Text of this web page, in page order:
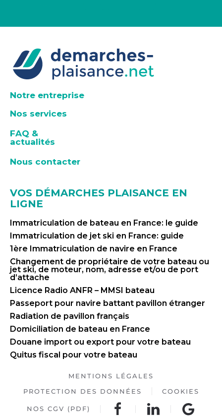
Notre entreprise
Nos services
FAQ &
actualités
Nous contacter
VOS DÉMARCHES PLAISANCE EN
LIGNE
Immatriculation de bateau en France: le guide
Immatriculation de jet ski en France: guide
1ère Immatriculation de navire en France
Changement de propriétaire de votre bateau ou
jet ski, de moteur, nom, adresse et/ou de port
d’attache
Licence Radio ANFR – MMSI bateau
Passeport pour navire battant pavillon étranger
Radiation de pavillon français
Domiciliation de bateau en France
Douane import ou export pour votre bateau
Quitus fiscal pour votre bateau
MENTIONS LÉGALES
PROTECTION DES DONNÉES
COOKIES
NOS CGV (PDF)